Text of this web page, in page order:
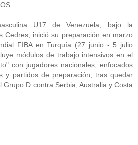
U17 de Venezuela, bajo la
Cedres, inició su preparación en marzo
FIBA en Turquía (27 junio - 5 julio
módulos de trabajo intensivos en el
con jugadores nacionales, enfocados
y partidos de preparación, tras quedar
Grupo D contra Serbia, Australia y Costa